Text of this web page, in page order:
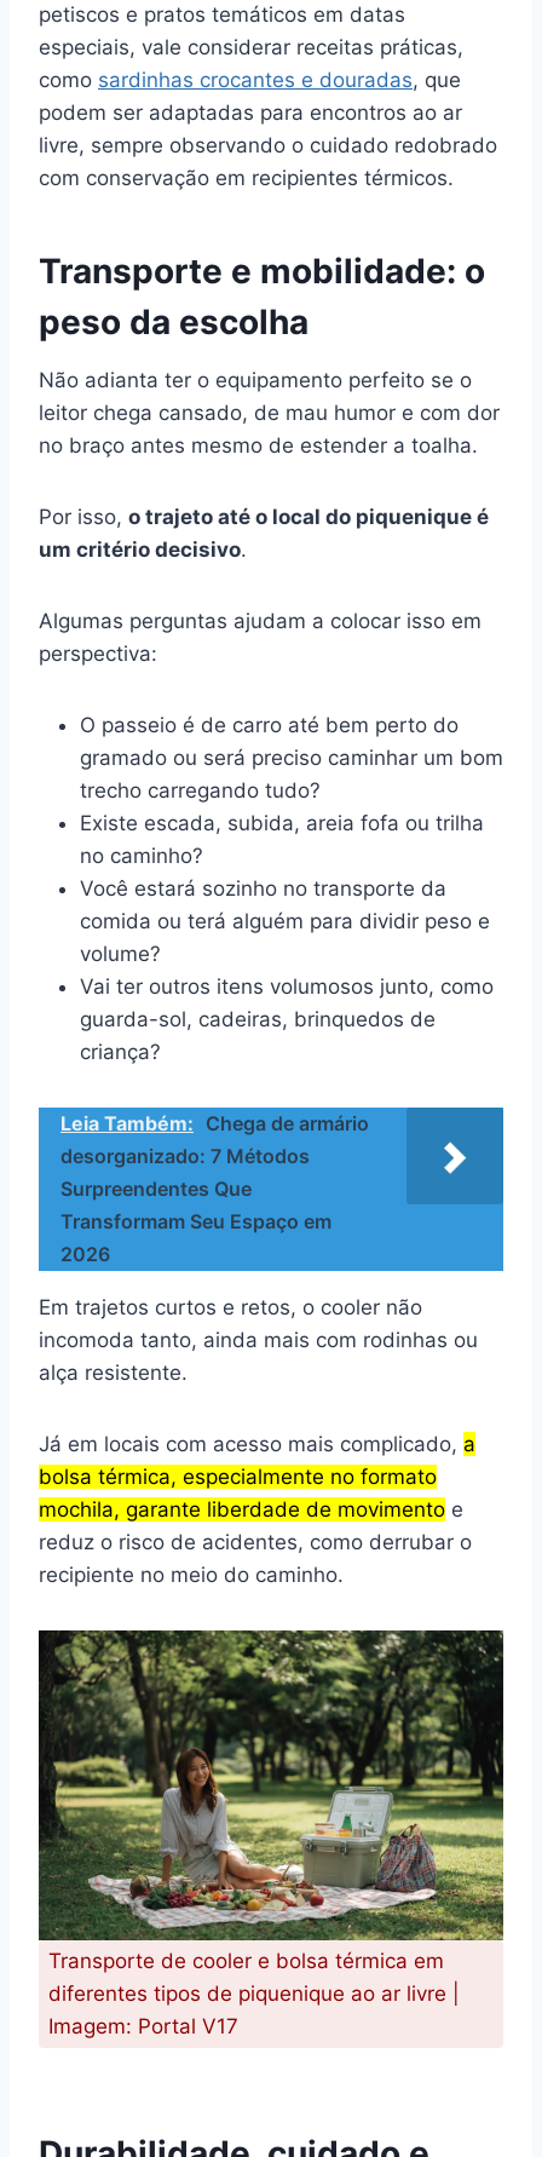
petiscos e pratos temáticos em datas
especiais, vale considerar receitas práticas,
como sardinhas crocantes e douradas, que
podem ser adaptadas para encontros ao ar
livre, sempre observando o cuidado redobrado
com conservação em recipientes térmicos.
Transporte e mobilidade: o
peso da escolha
Não adianta ter o equipamento perfeito se o
leitor chega cansado, de mau humor e com dor
no braço antes mesmo de estender a toalha.
Por isso, o trajeto até o local do piquenique é
um critério decisivo.
Algumas perguntas ajudam a colocar isso em
perspectiva:
O passeio é de carro até bem perto do
gramado ou será preciso caminhar um bom
trecho carregando tudo?
Existe escada, subida, areia fofa ou trilha
no caminho?
Você estará sozinho no transporte da
comida ou terá alguém para dividir peso e
volume?
Vai ter outros itens volumosos junto, como
guarda-sol, cadeiras, brinquedos de
criança?
Leia Também: Chega de armário
desorganizado: 7 Métodos
Surpreendentes Que
Transformam Seu Espaço em
2026
Em trajetos curtos e retos, o cooler não
incomoda tanto, ainda mais com rodinhas ou
alça resistente.
Já em locais com acesso mais complicado, a
bolsa térmica, especialmente no formato
mochila, garante liberdade de movimento e
reduz o risco de acidentes, como derrubar o
recipiente no meio do caminho.
Transporte de cooler e bolsa térmica em
diferentes tipos de piquenique ao ar livre |
Imagem: Portal V17